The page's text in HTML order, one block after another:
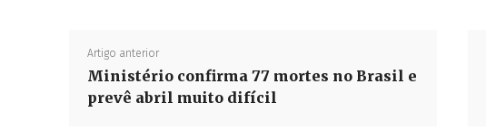
Artigo anterior
Ministério confirma 77 mortes no Brasil e
prevê abril muito difícil